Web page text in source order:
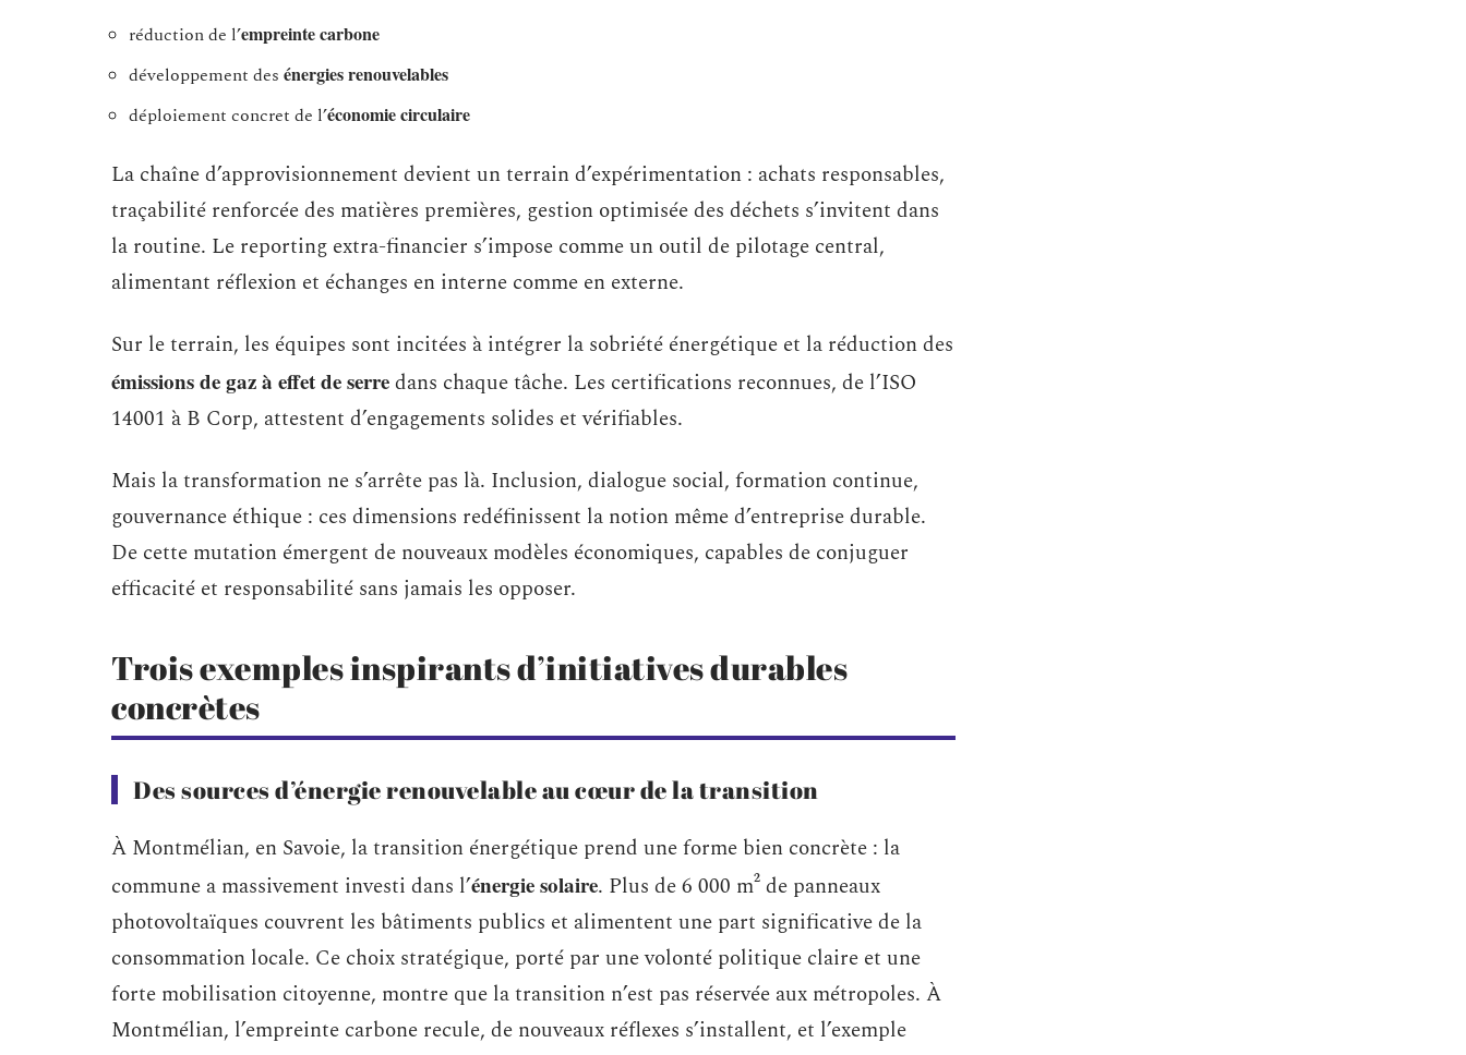
réduction de l’empreinte carbone
développement des énergies renouvelables
déploiement concret de l’économie circulaire
La chaîne d’approvisionnement devient un terrain d’expérimentation : achats responsables,
traçabilité renforcée des matières premières, gestion optimisée des déchets s’invitent dans
la routine. Le reporting extra-financier s’impose comme un outil de pilotage central,
alimentant réflexion et échanges en interne comme en externe.
Sur le terrain, les équipes sont incitées à intégrer la sobriété énergétique et la réduction des
émissions de gaz à effet de serredans chaque tâche. Les certifications reconnues, de l’ISO
14001 à B Corp, attestent d’engagements solides et vérifiables.
Mais la transformation ne s’arrête pas là. Inclusion, dialogue social, formation continue,
gouvernance éthique : ces dimensions redéfinissent la notion même d’entreprise durable.
De cette mutation émergent de nouveaux modèles économiques, capables de conjuguer
efficacité et responsabilité sans jamais les opposer.
Trois exemples inspirants d’initiatives durables
concrètes
Des sources d’énergie renouvelable au cœur de la transition
À Montmélian, en Savoie, la transition énergétique prend une forme bien concrète : la
commune a massivement investi dans l’énergie solaire. Plus de 6 000 m² de panneaux
photovoltaïques couvrent les bâtiments publics et alimentent une part significative de la
consommation locale. Ce choix stratégique, porté par une volonté politique claire et une
forte mobilisation citoyenne, montre que la transition n’est pas réservée aux métropoles. À
Montmélian, l’empreinte carbone recule, de nouveaux réflexes s’installent, et l’exemple